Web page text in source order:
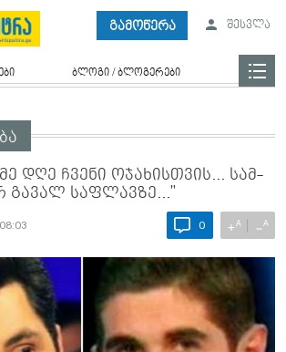
გამოწერა შესვლა
ბლოგი / ბლოგერები
დღე ჩვე­ნი ოჯა­ხის­თვის... სამ­
გა­ვალ საფ­ლავ­ზე..."
0 +A −A